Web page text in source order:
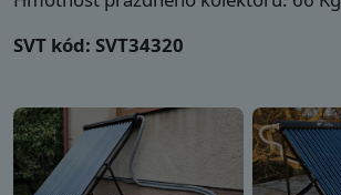
SVT kód: SVT34320